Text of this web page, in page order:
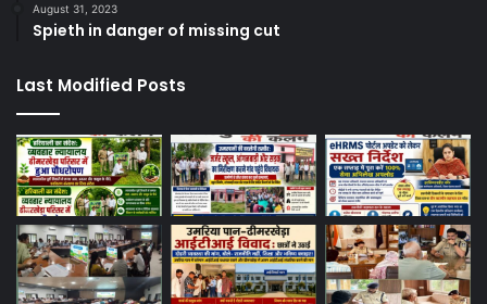
August 31, 2023
Spieth in danger of missing cut
Last Modified Posts